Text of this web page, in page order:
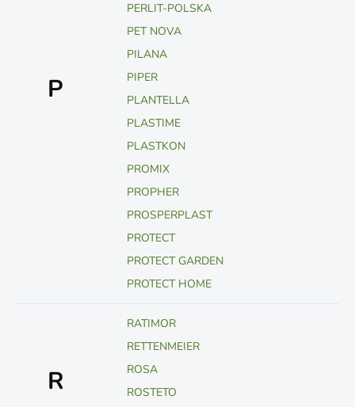
P
PERLIT-POLSKA
PET NOVA
PILANA
PIPER
PLANTELLA
PLASTIME
PLASTKON
PROMIX
PROPHER
PROSPERPLAST
PROTECT
PROTECT GARDEN
PROTECT HOME
R
RATIMOR
RETTENMEIER
ROSA
ROSTETO